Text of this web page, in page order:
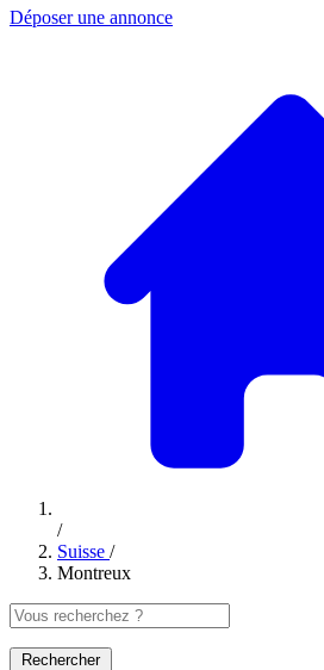
Déposer une annonce
/
Suisse /
Montreux
Rechercher